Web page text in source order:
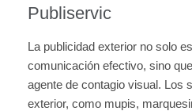
Publiservic
La publicidad exterior no solo
comunicación efectivo, sino
agente de contagio visual. Los
exterior, como mupis,